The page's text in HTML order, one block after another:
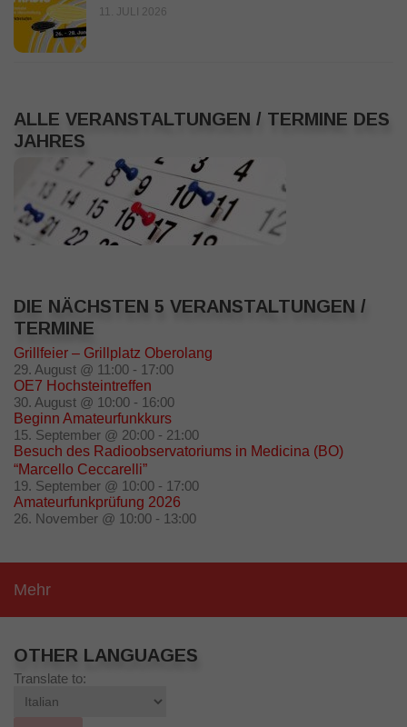
11. JULI 2026
ALLE VERANSTALTUNGEN / TERMINE DES
JAHRES
DIE NÄCHSTEN 5 VERANSTALTUNGEN /
TERMINE
Grillfeier – Grillplatz Oberolang
29. August @ 11:00 - 17:00
OE7 Hochsteintreffen
30. August @ 10:00 - 16:00
Beginn Amateurfunkkurs
15. September @ 20:00 - 21:00
Besuch des Radioobservatoriums in Medicina (BO)
“Marcello Ceccarelli”
19. September @ 10:00 - 17:00
Amateurfunkprüfung 2026
26. November @ 10:00 - 13:00
Mehr
OTHER LANGUAGES
Translate to: